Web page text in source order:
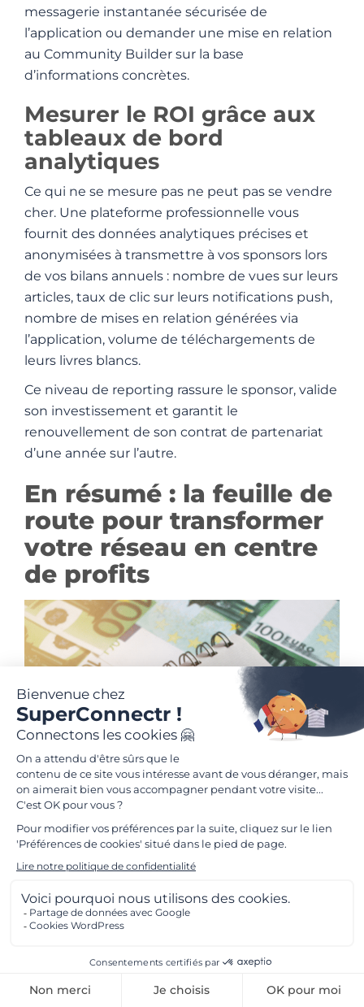
messagerie instantanée sécurisée de
l’application ou demander une mise en relation
au Community Builder sur la base
d’informations concrètes.
Mesurer le ROI grâce aux
tableaux de bord
analytiques
Ce qui ne se mesure pas ne peut pas se vendre
cher. Une plateforme professionnelle vous
fournit des données analytiques précises et
anonymisées à transmettre à vos sponsors lors
de vos bilans annuels : nombre de vues sur leurs
articles, taux de clic sur leurs notifications push,
nombre de mises en relation générées via
l’application, volume de téléchargements de
leurs livres blancs.
Ce niveau de reporting rassure le sponsor, valide
son investissement et garantit le
renouvellement de son contrat de partenariat
d’une année sur l’autre.
En résumé : la feuille de
route pour transformer
votre réseau en centre
de profits
Financer sa communauté par le partenariat ne
allie psychologie humaine, création de contenu
de qualité et infrastructure technologique de
partenaires pour financer son réseau ou sa
FR